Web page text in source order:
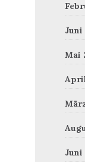
Juni
Mai
Juni